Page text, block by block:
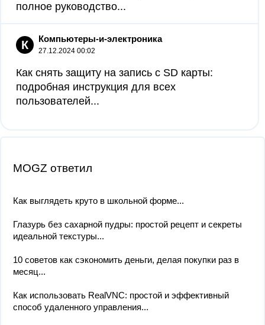
полное руководство...
К Компьютеры-и-электроника
27.12.2024 00:02
Как снять защиту на запись с SD карты:
подробная инструкция для всех
пользователей...
MOGZ ответил
Как выглядеть круто в школьной форме...
Глазурь без сахарной пудры: простой рецепт и секреты
идеальной текстуры...
10 советов как сэкономить деньги, делая покупки раз в
месяц...
Как использовать RealVNC: простой и эффективный
способ удаленного управления...